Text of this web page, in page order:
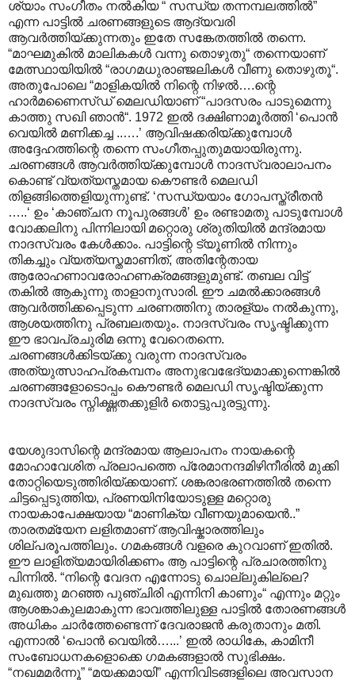
ശ്യാം സംഗീതം നൽകിയ “ സന്ധ്യ തന്നമ്പലത്തിൽ”
എന്ന പാട്ടിൽ ചരണങ്ങളുടെ ആദ്യവരി
ആവർത്തിയ്ക്കുന്നതും ഇതേ സങ്കേതത്തിൽ തന്നെ.
“മാഘമുകിൽ മാലികകൾ വന്നു തൊഴുതു“ തന്നെയാണ്
മേത്സ്ഥായിയിൽ “രാഗമധുരാഞ്ജലികൾ വീണു തൊഴുതൂ“.
അതുപോലെ “മാളികയിൽ നിന്റെ നിഴൽ….ന്റെ
ഹാർമണൈസ്ഡ് മെലഡിയാണ് “പാദസരം പാടുമെന്നു
കാത്തു സഖി ഞാൻ“. 1972 ഇൽ ദക്ഷിണാമൂർത്തി ‘പൊൻ
വെയിൽ മണിക്കച്ച ..….’ ആവിഷക്കരിയ്ക്കുമ്പോൾ
അദ്ദേഹത്തിന്റെ തന്നെ സംഗീതപ്പുതുമയായിരുന്നു.
ചരണങ്ങൾ ആവർത്തിയ്ക്കുമ്പോൾ നാദസ്വരാലാപനം
കൊണ്ട് വ്യത്യസ്തമായ കൌണ്ടർ മെലഡി
തിളങ്ങിത്തെളിയുന്നുണ്ട്. ‘സന്ധ്യയാം ഗോപസ്ത്രീതൻ
…..‘ ഉം ‘കാഞ്ചന നൂപുരങ്ങൾ’ ഉം രണ്ടാമതു പാടുമ്പോൾ
വോക്കലിനു പിന്നിലായി മറ്റൊരു ശ്രുതിയിൽ മന്ദ്രമായ
നാദസ്വരം കേൾക്കാം. പാട്ടിന്റെ ട്യൂണിൽ നിന്നും
തികച്ചും വ്യത്യസ്തമാണിത്, അതിന്റേതായ
ആരോഹണാവരോഹണക്രമങ്ങളുമുണ്ട്. തബല വിട്ട്
തകിൽ ആകുന്നു താളാനുസാരി. ഈ ചമൽക്കാരങ്ങൾ
ആവർത്തിക്കപ്പെടുന്ന ചരണത്തിനു താരള്യം നൽകുന്നു,
ആശയത്തിനു പ്രബലതയും. നാദസ്വരം സൃഷ്ടിക്കുന്ന
ഈ ഭാവപ്രചുരിമ ഒന്നു വേറെതന്നെ.
ചരണങ്ങൾക്കിടയ്ക്കു വരുന്ന നാദസ്വരം
അത്യുത്സാഹപ്രകമ്പനം അനുഭവഭേദ്യമാക്കുന്നെങ്കിൽ
ചരണങ്ങളോടൊപ്പം കൌണ്ടർ മെലഡി സൃഷ്ടിയ്ക്കുന്ന
നാദസ്വരം സ്നിഗ്ദ്ധതക്കുളിർ തൊട്ടുപുരട്ടുന്നു.
യേശുദാസിന്റെ മന്ദ്രമായ ആലാപനം നായകന്റെ
മോഹാവേശിത പ്രലാപത്തെ പ്രേമാനന്ദമിഴിനീരിൽ മുക്കി
തോറ്റിയെടുത്തിരിയ്ക്കയാണ്. ശങ്കരാഭരണത്തിൽ തന്നെ
ചിട്ടപ്പെടുത്തിയ, പ്രണയിനിയോടുള്ള മറ്റൊരു
നായകാപേക്ഷയായ “മാണിക്യ വീണയുമായെൻ..”
താരതമ്യേന ലളിതമാണ് ആവിഷ്കാരത്തിലും
ശില്പരൂപത്തിലും. ഗമകങ്ങൾ വളരെ കുറവാണ് ഇതിൽ.
ഈ ലാളിത്യമായിരിക്കണം ആ പാട്ടിന്റെ പ്രചാരത്തിനു
പിന്നിൽ. “നിന്റെ വേദന എന്നോടു ചൊല്ലുകില്ലെ?
മുഖത്തു മറഞ്ഞ പുഞ്ചിരി എന്നിനി കാണും“ എന്നും മറ്റും
ആശങ്കാകുലമാകുന്ന ഭാവത്തിലുള്ള പാട്ടിൽ തോരണങ്ങൾ
അധികം ചാർത്തേണ്ടെന്ന് ദേവരാജൻ കരുതാനും മതി.
എന്നാൽ ‘പൊൻ വെയിൽ…...’ ഇൽ രാധികേ, കാമിനീ
സംബോധനകളൊക്കെ ഗമകങ്ങളാൽ സുഭിക്ഷം.
“നഖമമർന്നൂ” “മയക്കമായി” എന്നിവിടങ്ങളിലെ അവസാന